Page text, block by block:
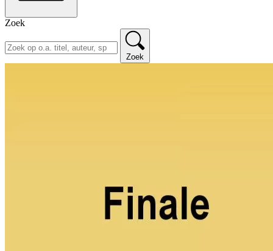
Zoek
Zoek